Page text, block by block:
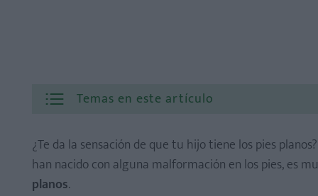
Temas en este artículo
¿Te da la sensación de que tu hijo tiene los pies
han nacido con alguna malformación en los pies, es
planos.